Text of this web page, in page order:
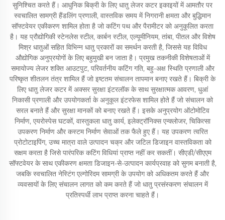
सुनिश्चित करते हैं। आधुनिक बिक्री के लिए धातु लेजर कटर इकाइयों में आमतौर पर
स्वचालित सामग्री हैंडलिंग प्रणाली, वास्तविक समय में निगरानी क्षमता और बुद्धिमान
सॉफ्टवेयर एकीकरण शामिल होता है जो कटिंग पथ और पैरामीटर को अनुकूलित करता
है। यह प्रौद्योगिकी स्टेनलेस स्टील, कार्बन स्टील, एल्यूमीनियम, तांबा, पीतल और विशेष
मिश्र धातुओं सहित विभिन्न धातु प्रकारों का समर्थन करती है, जिससे यह विविध
औद्योगिक अनुप्रयोगों के लिए बहुमुखी बन जाता है। प्रमुख तकनीकी विशेषताओं में
समायोज्य लेजर शक्ति आउटपुट, परिवर्तनीय कटिंग गति, बहु-अक्ष स्थिति प्रणाली और
परिष्कृत शीतलन तंत्र शामिल हैं जो इष्टतम संचालन तापमान बनाए रखते हैं। बिक्री के
लिए धातु लेजर कटर में अक्सर सुरक्षा इंटरलॉक के साथ सुरक्षात्मक आवरण, धुआं
निकासी प्रणाली और उपयोगकर्ता के अनुकूल इंटरफेस शामिल होते हैं जो संचालन को
सरल बनाते हैं और सुरक्षा मानकों को बनाए रखते हैं। इसके अनुप्रयोग ऑटोमोटिव
निर्माण, एयरोस्पेस घटकों, वास्तुकला धातु कार्य, इलेक्ट्रॉनिक्स एन्क्लोजर, चिकित्सा
उपकरण निर्माण और कस्टम निर्माण सेवाओं तक फैले हुए हैं। यह उपकरण त्वरित
प्रोटोटाइपिंग, उच्च मात्रा वाले उत्पादन चक्र और जटिल डिजाइन वास्तविकता को
सक्षम करता है जिसे पारंपरिक कटिंग विधियां प्राप्त नहीं कर सकतीं। सीएडी/सीएएम
सॉफ्टवेयर के साथ एकीकरण क्षमता डिजाइन-से-उत्पादन कार्यप्रवाह को सुगम बनाती है,
जबकि स्वचालित नेस्टिंग एल्गोरिदम सामग्री के उपयोग को अधिकतम करते हैं और
व्यवसायों के लिए संचालन लागत को कम करते हैं जो धातु प्रसंस्करण संचालन में
प्रतिस्पर्धी लाभ प्राप्त करना चाहते हैं।